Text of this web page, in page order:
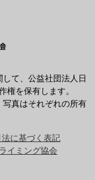
て、公益社団法人日
を保有します。
真はそれぞれの所有
に基づく表記
イミング協会